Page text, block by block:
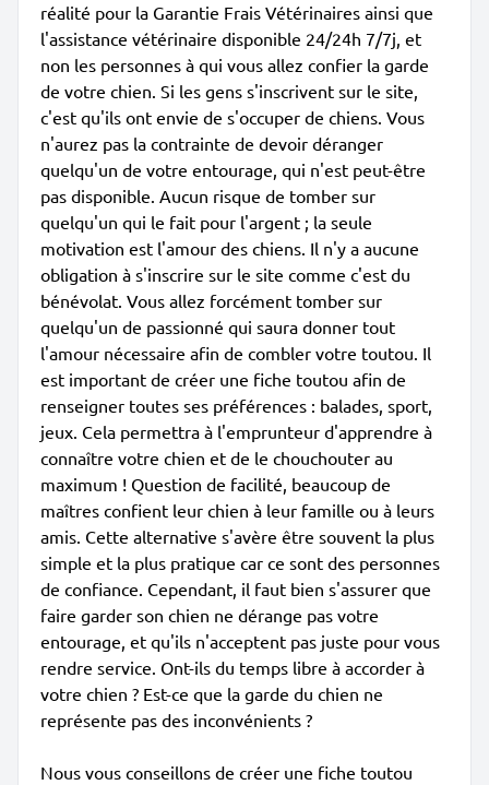
réalité pour la Garantie Frais Vétérinaires ainsi que
l'assistance vétérinaire disponible 24/24h 7/7j, et
non les personnes à qui vous allez confier la garde
de votre chien. Si les gens s'inscrivent sur le site,
c'est qu'ils ont envie de s'occuper de chiens. Vous
n'aurez pas la contrainte de devoir déranger
quelqu'un de votre entourage, qui n'est peut-être
pas disponible. Aucun risque de tomber sur
quelqu'un qui le fait pour l'argent ; la seule
motivation est l'amour des chiens. Il n'y a aucune
obligation à s'inscrire sur le site comme c'est du
bénévolat. Vous allez forcément tomber sur
quelqu'un de passionné qui saura donner tout
l'amour nécessaire afin de combler votre toutou. Il
est important de créer une fiche toutou afin de
renseigner toutes ses préférences : balades, sport,
jeux. Cela permettra à l'emprunteur d'apprendre à
connaître votre chien et de le chouchouter au
maximum ! Question de facilité, beaucoup de
maîtres confient leur chien à leur famille ou à leurs
amis. Cette alternative s'avère être souvent la plus
simple et la plus pratique car ce sont des personnes
de confiance. Cependant, il faut bien s'assurer que
faire garder son chien ne dérange pas votre
entourage, et qu'ils n'acceptent pas juste pour vous
rendre service. Ont-ils du temps libre à accorder à
votre chien ? Est-ce que la garde du chien ne
représente pas des inconvénients ?
Nous vous conseillons de créer une fiche toutou